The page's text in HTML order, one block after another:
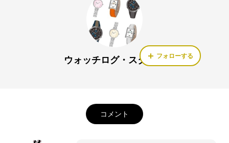
ウォッチログ・スタッフフォローする
コメント